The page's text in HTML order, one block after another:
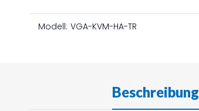
Modell: VGA-KVM-HA-TR
Beschreibung